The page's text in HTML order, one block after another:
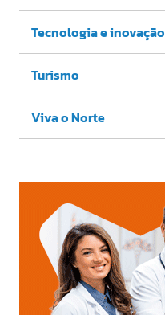
Tecnologia e inovação
Turismo
Viva o Norte